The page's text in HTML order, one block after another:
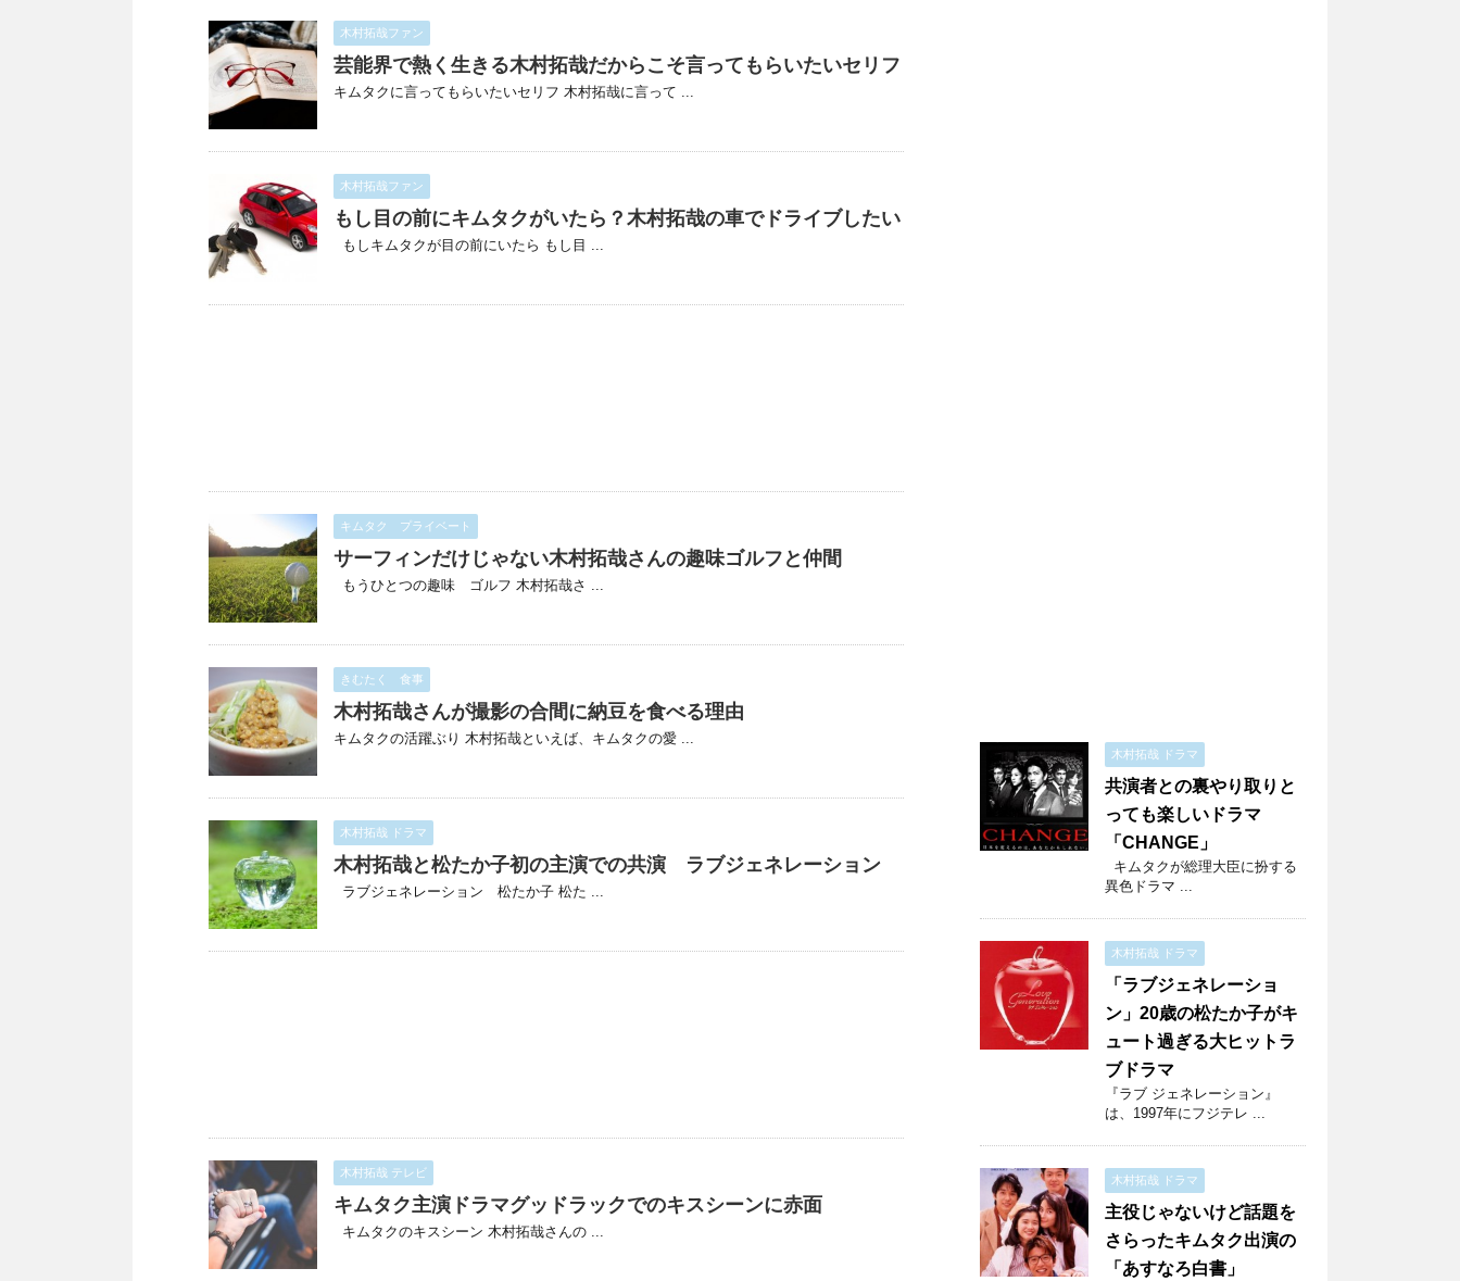
木村拓哉ファン
芸能界で熱く生きる木村拓哉だからこそ言ってもらいたいセリフ
キムタクに言ってもらいたいセリフ 木村拓哉に言って ...
木村拓哉ファン
もし目の前にキムタクがいたら？木村拓哉の車でドライブしたい
もしキムタクが目の前にいたら もし目 ...
キムタク プライベート
サーフィンだけじゃない木村拓哉さんの趣味ゴルフと仲間
もうひとつの趣味 ゴルフ 木村拓哉さ ...
きむたく 食事
木村拓哉さんが撮影の合間に納豆を食べる理由
キムタクの活躍ぶり 木村拓哉といえば、キムタクの愛 ...
木村拓哉 ドラマ
木村拓哉と松たか子初の主演での共演 ラブジェネレーション
ラブジェネレーション 松たか子 松た ...
木村拓哉 テレビ
キムタク主演ドラマグッドラックでのキスシーンに赤面
キムタクのキスシーン 木村拓哉さんの ...
木村拓哉 ドラマ
共演者との裏やり取りと
っても楽しいドラマ
「CHANGE」
キムタクが総理大臣に扮する
異色ドラマ ...
木村拓哉 ドラマ
「ラブジェネレーショ
ン」20歳の松たか子がキ
ュート過ぎる大ヒットラ
ブドラマ
『ラブ ジェネレーション』
は、1997年にフジテレ ...
木村拓哉 ドラマ
主役じゃないけど話題を
さらったキムタク出演の
「あすなろ白書」